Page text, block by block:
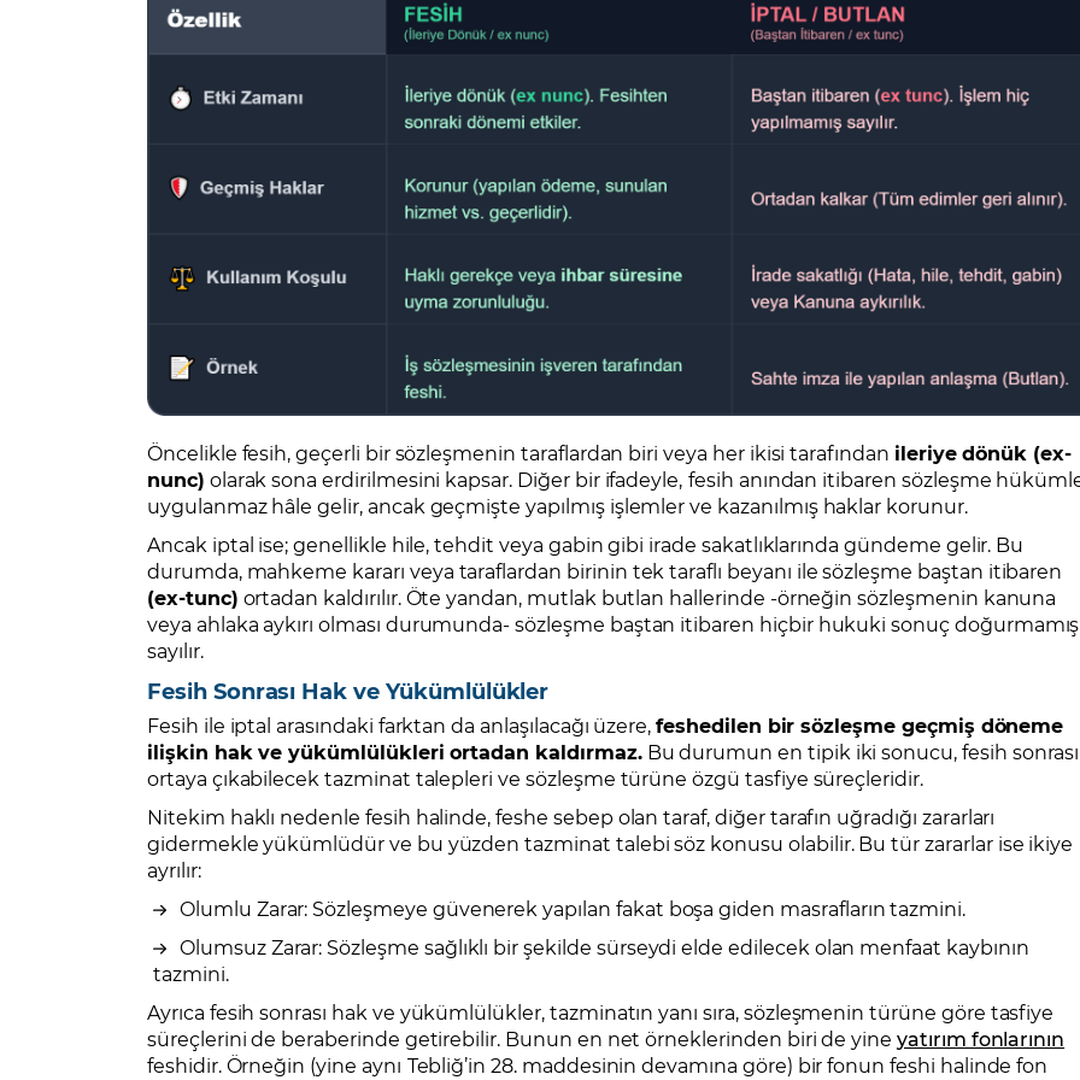
Öncelikle fesih, geçerli bir sözleşmenin taraflardan biri veya her ikisi tarafından ileriye dönük (ex-
nunc) olarak sona erdirilmesini kapsar. Diğer bir ifadeyle, fesih anından itibaren sözleşme
uygulanmaz hâle gelir, ancak geçmişte yapılmış işlemler ve kazanılmış haklar korunur.
Ancak iptal ise; genellikle hile, tehdit veya gabin gibi irade sakatlıklarında gündeme gelir. Bu
durumda, mahkeme kararı veya taraflardan birinin tek taraflı beyanı ile sözleşme baştan itibaren
(ex-tunc) ortadan kaldırılır. Öte yandan, mutlak butlan hallerinde -örneğin sözleşmenin kanuna
veya ahlaka aykırı olması durumunda- sözleşme baştan itibaren hiçbir hukuki sonuç doğurmamış
sayılır.
Fesih Sonrası Hak ve Yükümlülükler
Fesih ile iptal arasındaki farktan da anlaşılacağı üzere,feshedilen bir sözleşme geçmiş döneme
ilişkin hak ve yükümlülükleri ortadan kaldırmaz.Bu durumun en tipik iki sonucu, fesih sonrası
ortaya çıkabilecek tazminat talepleri ve sözleşme türüne özgü tasfiye süreçleridir.
Nitekim haklı nedenle fesih halinde, feshe sebep olan taraf, diğer tarafın uğradığı zararları
gidermekle yükümlüdür ve bu yüzden tazminat talebi söz konusu olabilir. Bu tür zararlar ise ikiye
ayrılır:
Olumlu Zarar: Sözleşmeye güvenerek yapılan fakat boşa giden masrafların tazmini.
Olumsuz Zarar: Sözleşme sağlıklı bir şekilde sürseydi elde edilecek olan menfaat kaybının
tazmini.
Ayrıca fesih sonrası hak ve yükümlülükler, tazminatın yanı sıra, sözleşmenin türüne göre tasfiye
süreçlerini de beraberinde getirebilir. Bunun en net örneklerinden biri de yineyatırım fonlarının
feshidir. Örneğin (yine aynı Tebliğ’in 28. maddesinin devamına göre) bir fonun feshi halinde fon